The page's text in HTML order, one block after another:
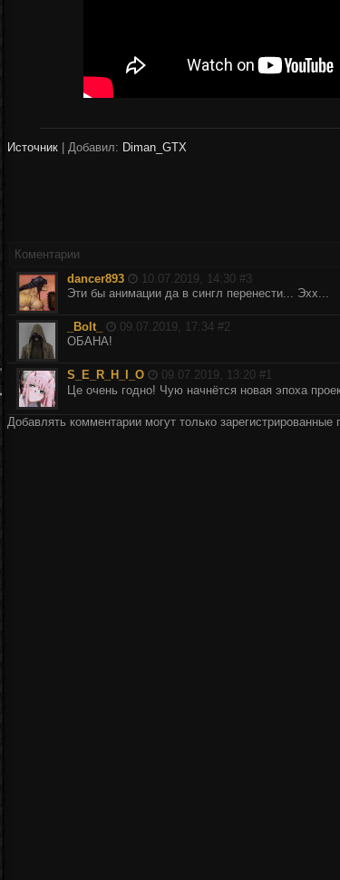
Источник Добавил: Diman_GTX
Коментарии
dancer893
10.07.2019, 14:30 #3
Эти бы анимации да в сингл перенести... Эхх...
_Bolt_ 09.07.2019, 17:34 #2
ОБАНА!
S_E_R_H_I_O 09.07.2019, 13:20 #1
Це очень годно! Чую начнётся новая эпоха
Добавлять комментарии могут только зарегистрированные